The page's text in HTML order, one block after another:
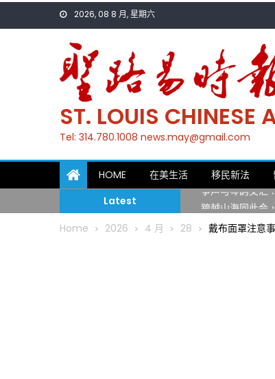
2026, 08 8 月, 星期六
ST. LOUIS CHINESE
Tel: 314.780.1008 news.may@gmail.com
HOME 在美生活 移民新法
Latest
一晃三十年，
筝声与琴韵交汇
跨越山海同此会
三十二载跨越时
Home 2026 4 月 28 戴布面罩注意